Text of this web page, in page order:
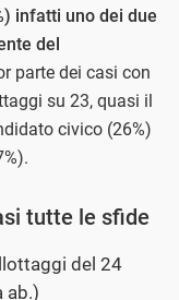
infatti uno dei due
del
parte dei casi con
su 23, quasi il
civico (26%)
tutte le sfide
del 24
ab.)